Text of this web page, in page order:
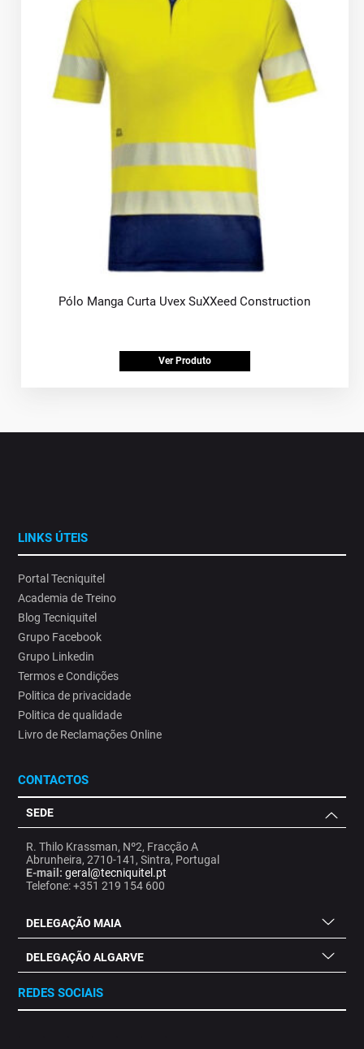
Pólo Manga Curta Uvex SuXXeed Construction
Ver Produto
LINKS ÚTEIS
Portal Tecniquitel
Academia de Treino
Blog Tecniquitel
Grupo Facebook
Grupo Linkedin
Termos e Condições
Politica de privacidade
Politica de qualidade
Livro de Reclamações Online
CONTACTOS
SEDE
R. Thilo Krassman, Nº2, Fracção A
Abrunheira, 2710-141, Sintra, Portugal
E-mail: geral@tecniquitel.pt
Telefone: +351 219 154 600
DELEGAÇÃO MAIA
DELEGAÇÃO ALGARVE
REDES SOCIAIS